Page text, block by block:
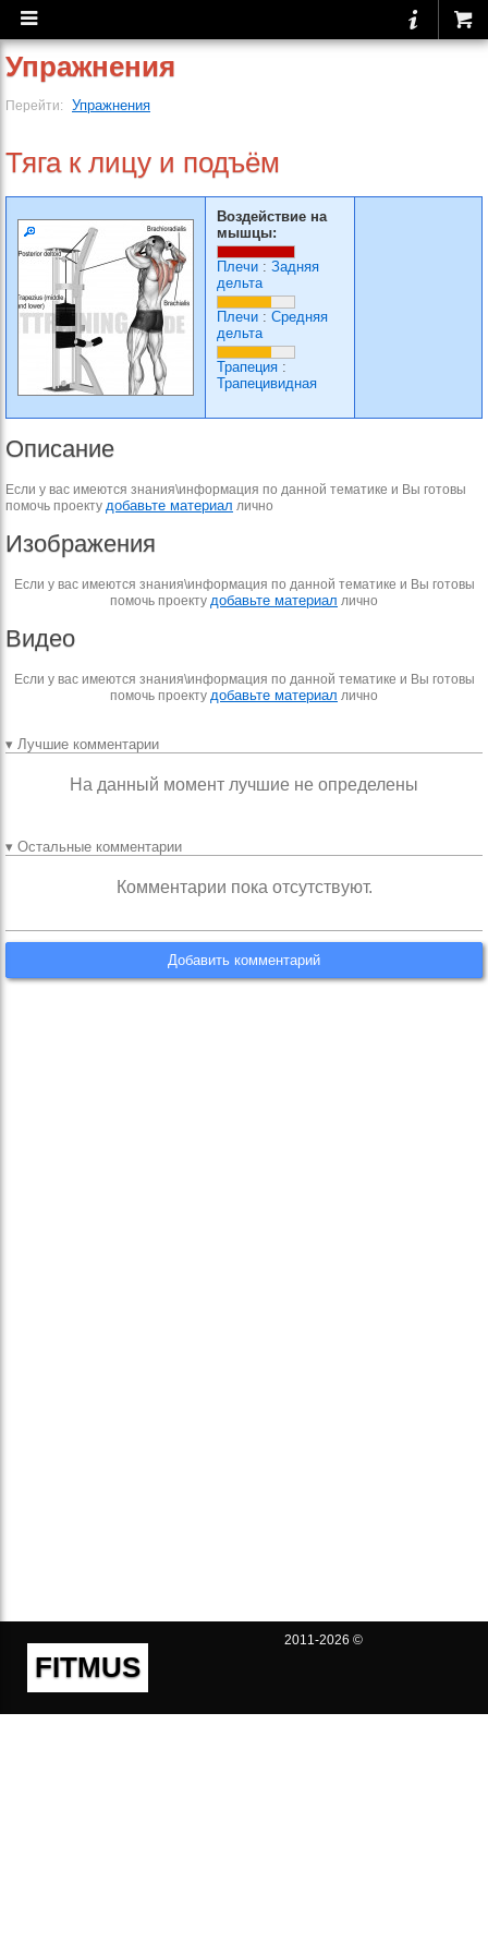
Упражнения
Перейти: Упражнения
Тяга к лицу и подъём
Воздействие на
мышцы:
Плечи : Задняя
дельта
Плечи : Средняя
дельта
Трапеция :
Трапецивидная
Описание
Если у вас имеются знания\информация по данной тематике и Вы готовы
помочь проекту добавьте материал лично
Изображения
Если у вас имеются знания\информация по данной тематике и Вы готовы
помочь проекту добавьте материал лично
Видео
Если у вас имеются знания\информация по данной тематике и Вы готовы
помочь проекту добавьте материал лично
▾ Лучшие комментарии
На данный момент лучшие не определены
▾ Остальные комментарии
Комментарии пока отсутствуют.
Добавить комментарий
FITMUS
2011-2026 ©